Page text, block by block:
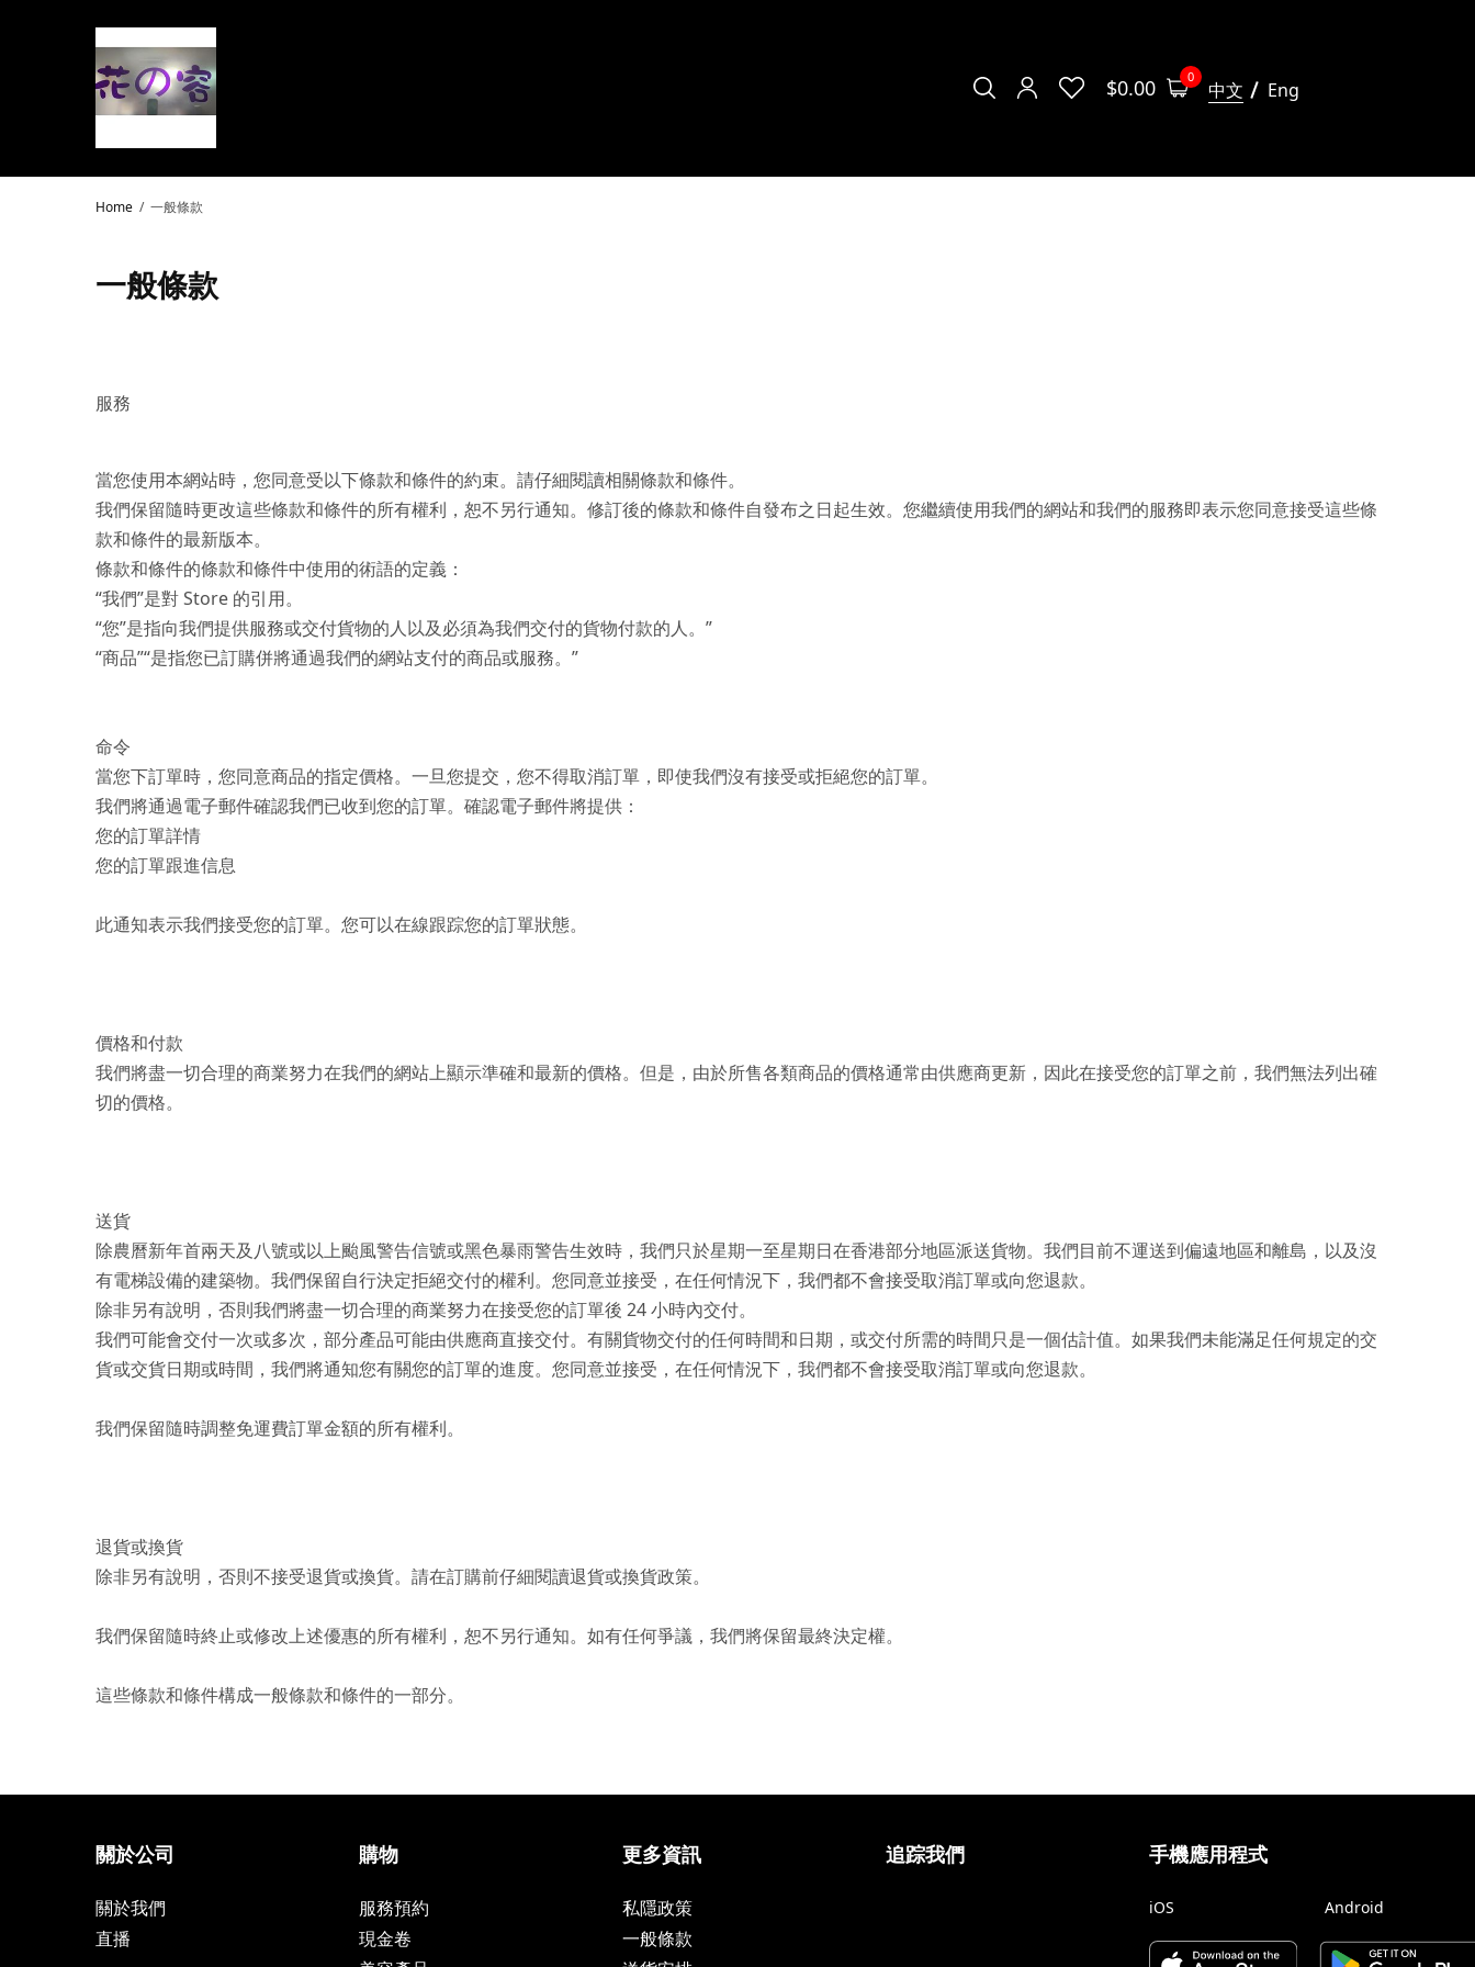
$0.00 0
中文 Eng
Home 一般條款
一般條款
服務
當您使用本網站時，您同意受以下條款和條件的約束。請仔細閱讀相關條款和條件。
我們保留隨時更改這些條款和條件的所有權利，恕不另行通知。修訂後的條款和條件自發布之日起生效。您繼續使用我們的網站和我們的服務即表示您同意接受這些條
款和條件的最新版本。
條款和條件的條款和條件中使用的術語的定義：
“我們”是對 Store 的引用。
“您”是指向我們提供服務或交付貨物的人以及必須為我們交付的貨物付款的人。”
“商品”“是指您已訂購併將通過我們的網站支付的商品或服務。”
命令
當您下訂單時，您同意商品的指定價格。一旦您提交，您不得取消訂單，即使我們沒有接受或拒絕您的訂單。
我們將通過電子郵件確認我們已收到您的訂單。確認電子郵件將提供：
您的訂單詳情
您的訂單跟進信息
此通知表示我們接受您的訂單。您可以在線跟踪您的訂單狀態。
價格和付款
我們將盡一切合理的商業努力在我們的網站上顯示準確和最新的價格。但是，由於所售各類商品的價格通常由供應商更新，因此在接受您的訂單之前，我們無法列出確
切的價格。
送貨
除農曆新年首兩天及八號或以上颱風警告信號或黑色暴雨警告生效時，我們只於星期一至星期日在香港部分地區派送貨物。我們目前不運送到偏遠地區和離島，以及沒
有電梯設備的建築物。我們保留自行決定拒絕交付的權利。您同意並接受，在任何情況下，我們都不會接受取消訂單或向您退款。
除非另有說明，否則我們將盡一切合理的商業努力在接受您的訂單後 24 小時內交付。
我們可能會交付一次或多次，部分產品可能由供應商直接交付。有關貨物交付的任何時間和日期，或交付所需的時間只是一個估計值。如果我們未能滿足任何規定的交
貨或交貨日期或時間，我們將通知您有關您的訂單的進度。您同意並接受，在任何情況下，我們都不會接受取消訂單或向您退款。
我們保留隨時調整免運費訂單金額的所有權利。
退貨或換貨
除非另有說明，否則不接受退貨或換貨。請在訂購前仔細閱讀退貨或換貨政策。
我們保留隨時終止或修改上述優惠的所有權利，恕不另行通知。如有任何爭議，我們將保留最終決定權。
這些條款和條件構成一般條款和條件的一部分。
關於公司
關於我們
直播
購物
服務預約
現金卷
更多資訊
私隱政策
一般條款
追踪我們 手機應用程式
iOS Android